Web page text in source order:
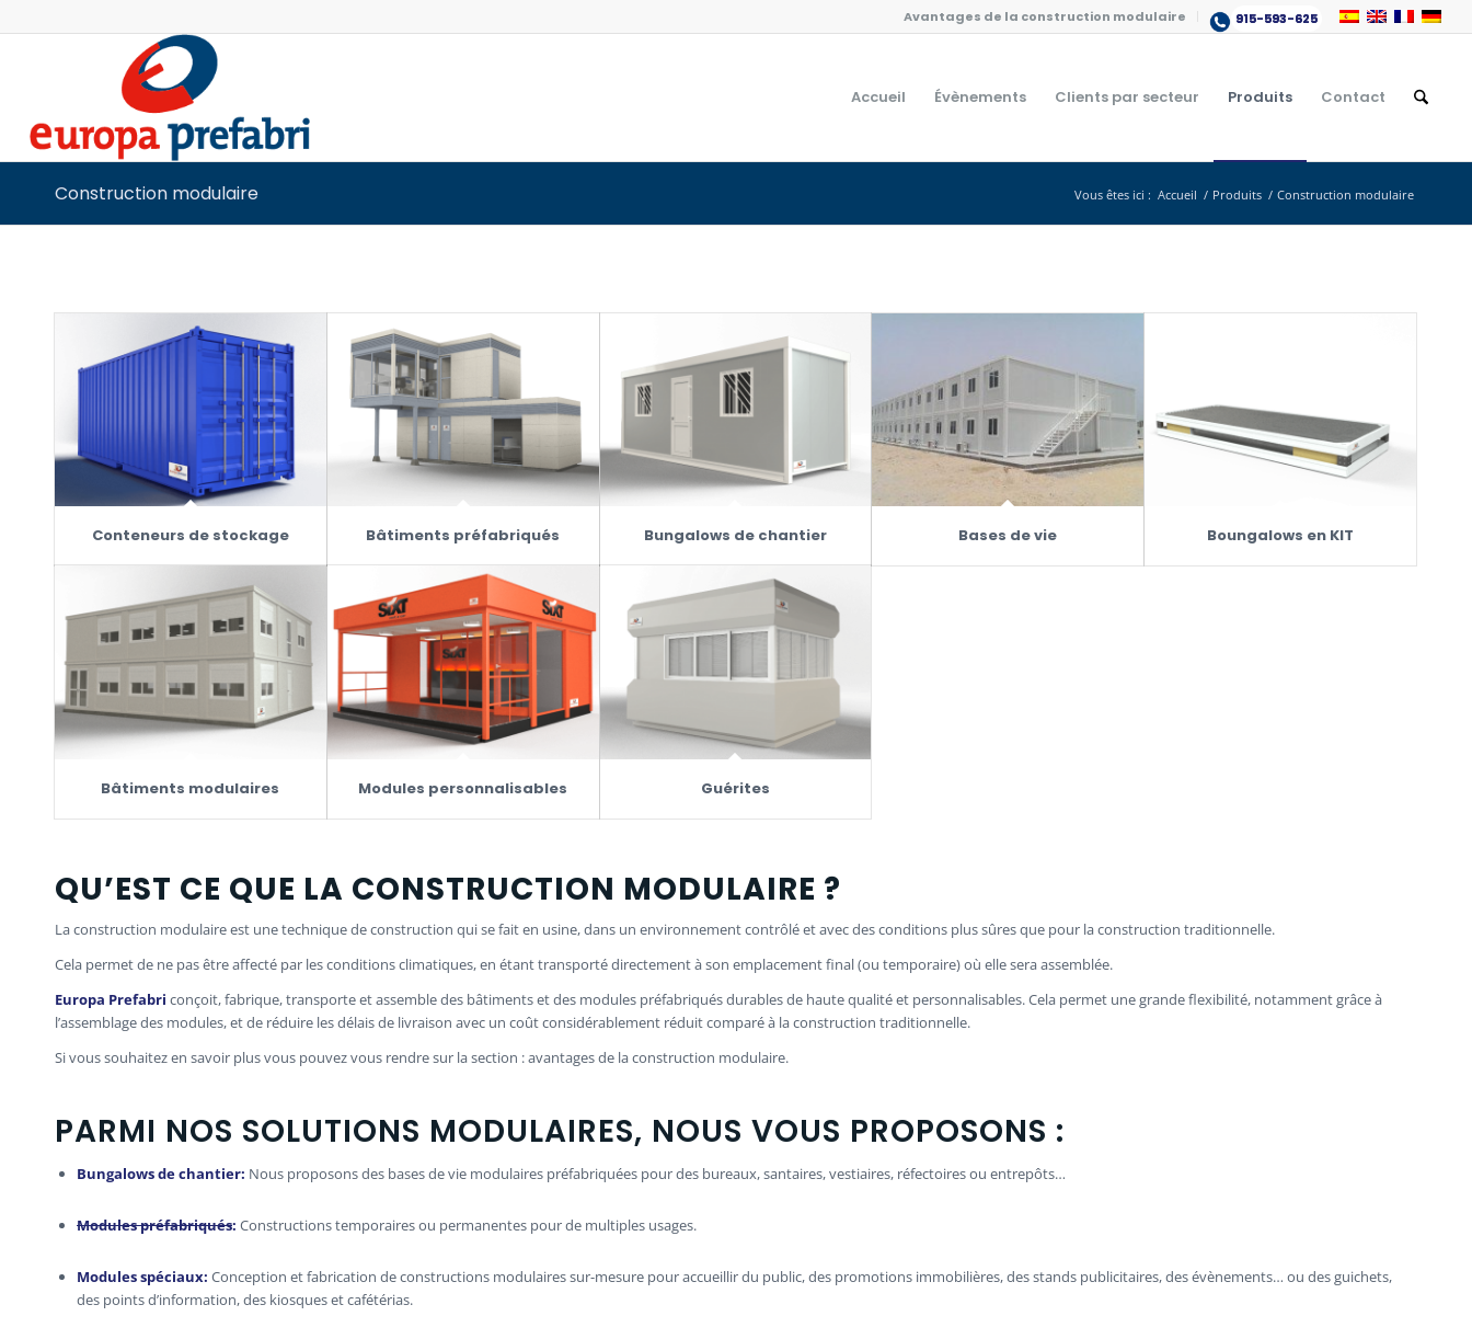
Avantages de la construction modulaire 915-593-625
Accueil Évènements Clients par secteur Produits Contact
Construction modulaire Vous êtes ici : Accueil / Produits / Construction modulaire
Conteneurs de stockage Bâtiments préfabriqués Bungalows de chantier Bases de vie Boungalows en KIT
Bâtiments modulaires Modules personnalisables Guérites
QU’EST CE QUE LA CONSTRUCTION MODULAIRE ?
La construction modulaire est une technique de construction qui se fait en usine, dans un environnement contrôlé et avec des conditions plus sûres que pour la construction traditionnelle.
Cela permet de ne pas être affecté par les conditions climatiques, en étant transporté directement à son emplacement final (ou temporaire) où elle sera assemblée.
Europa Prefabri conçoit, fabrique, transporte et assemble des bâtiments et des modules préfabriqués durables de haute qualité et personnalisables. Cela permet une grande flexibilité, notamment grâce à
l’assemblage des modules, et de réduire les délais de livraison avec un coût considérablement réduit comparé à la construction traditionnelle.
Si vous souhaitez en savoir plus vous pouvez vous rendre sur la section : avantages de la construction modulaire.
PARMI NOS SOLUTIONS MODULAIRES, NOUS VOUS PROPOSONS :
Bungalows de chantier: Nous proposons des bases de vie modulaires préfabriquées pour des bureaux, santaires, vestiaires, réfectoires ou entrepôts…
Modules préfabriqués: Constructions temporaires ou permanentes pour de multiples usages.
Modules spéciaux: Conception et fabrication de constructions modulaires sur-mesure pour accueillir du public, des promotions immobilières, des stands publicitaires, des évènements… ou des guichets,
des points d’information, des kiosques et cafétérias.